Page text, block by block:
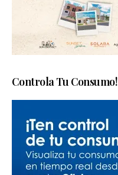
Controla Tu Consumo!